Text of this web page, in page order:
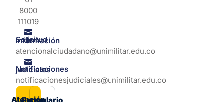
8000
111019
Solicitud de información
atencionalciudadano@unimilitar.edu.co
Notificaciones judiciales
notificacionesjudiciales@unimilitar.edu.co
Atención
Formulario